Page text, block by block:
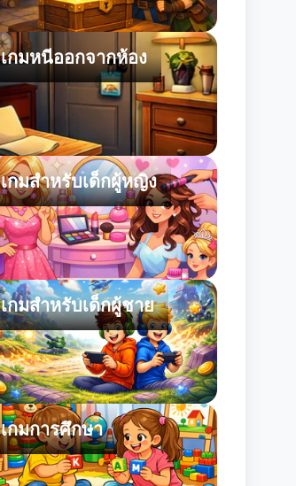
เกมหนีออกจากห้อง
เกมสำหรับเด็กผู้หญิง
เกมสำหรับเด็กผู้ชาย
เกมการศึกษา